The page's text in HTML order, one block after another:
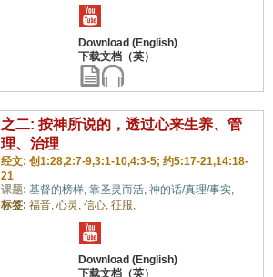
之二: 按神所说的，透过心来生养、管
理、治理
经文: 创1:28,2:7-9,3:1-10,4:3-5; 约5:17-21,14:18-
21
课题: 基督的榜样, 靠圣灵而活, 神的话/真理/事实,
标签: 福音, 心灵, 信心, 征服,